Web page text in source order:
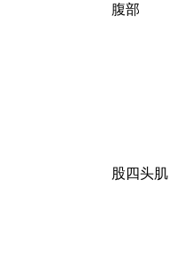
腹部
股四头肌